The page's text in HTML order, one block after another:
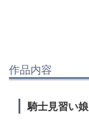
作品内容
騎士見習い